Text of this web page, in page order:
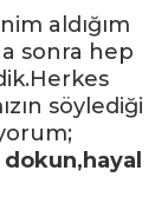
aldığım
sonra hep
söylediği